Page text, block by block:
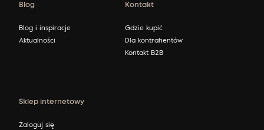
Blog
Blog i inspiracje
Aktualności
Kontakt
Gdzie kupić
Dla kontrahentów
Kontakt B2B
Sklep internetowy
Zaloguj się